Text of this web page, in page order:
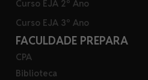
Curso EJA 2º Ano
Curso EJA 3º Ano
FACULDADE PREPARA
CPA
Biblioteca